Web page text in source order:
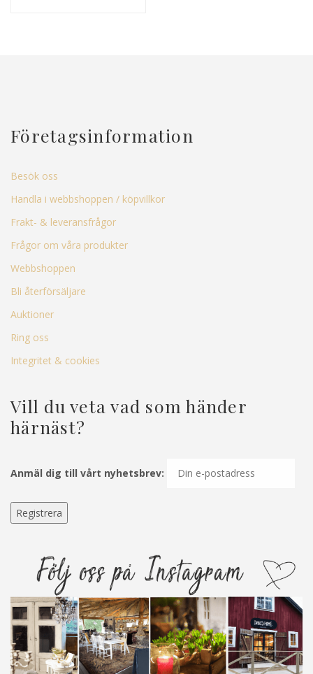
Företagsinformation
Besök oss
Handla i webbshoppen / köpvillkor
Frakt- & leveransfrågor
Frågor om våra produkter
Webbshoppen
Bli återförsäljare
Auktioner
Ring oss
Integritet & cookies
Vill du veta vad som händer
härnäst?
Anmäl dig till vårt nyhetsbrev: